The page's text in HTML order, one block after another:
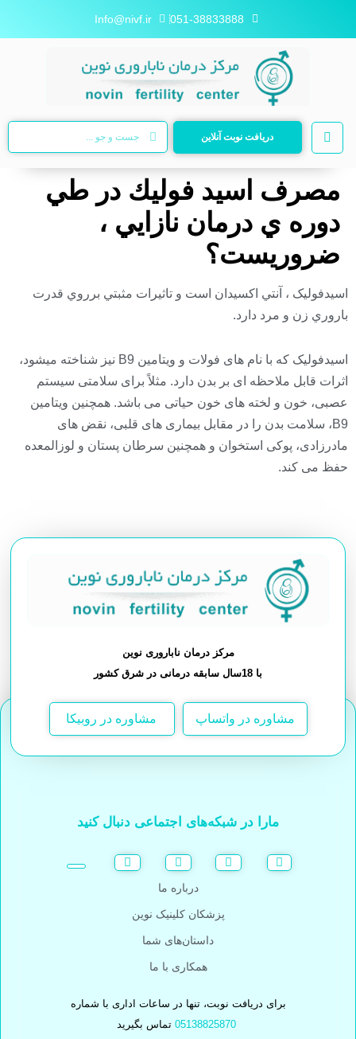
051-38833888
Info@nivf.ir
دریافت نوبت آنلاین
مصرف اسيد فوليك در طي
دوره ي درمان نازايي ،
ضروريست؟
اسیدفولیک ، آنتي اكسيدان است و تاثيرات مثبتي برروي قدرت
باروري زن و مرد دارد.
اسیدفولیک که با نام های فولات و ویتامین B9 نيز شناخته ميشود،
اثرات قابل ملاحظه ای بر بدن دارد. مثلاً برای سلامتی سیستم
عصبی، خون و لخته های خون حیاتی می باشد. همچنین ویتامین
B9، سلامت بدن را در مقابل بیماری های قلبی، نقض های
مادرزادی، پوکی استخوان و همچنین سرطان پستان و لوزالمعده
حفظ می کند.
مرکز درمان ناباروری نوین
با 18سال سابقه درمانی در شرق کشور
مشاوره در واتساپ مشاوره در روبیکا
مارا در شبکه‌های اجتماعی دنبال کنید
درباره ما
پزشکان کلینیک نوین
داستان‌های شما
همکاری با ما
برای دریافت نوبت، تنها در ساعات اداری با شماره
05138825870 تماس بگیرید